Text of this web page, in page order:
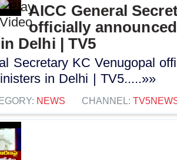
AICC General
officially
Delhi | TV5
Secretary KC Venugopal
in Delhi | TV5.....»»
NEWS CHANNEL: